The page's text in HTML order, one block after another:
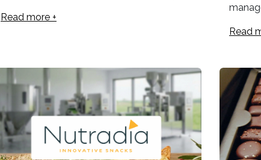
Read more +
Read